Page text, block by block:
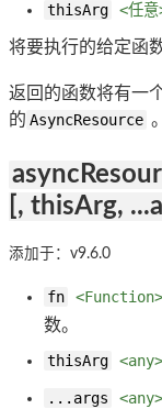
thisArg
<任意
将要执行的给定函
返回的函数将有一
的 AsyncResource 。
[, thisArg,
添加于：v9.6.0
fn <Function>
数。
thisArg
<any>
...args <any>